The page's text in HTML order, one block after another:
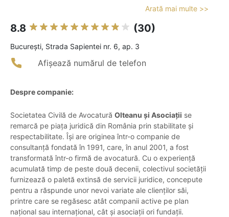
Arată mai multe >>
8.8 (30)
Bucureşti, Strada Sapientei nr. 6, ap. 3
Afișează numărul de telefon
Despre companie:
Societatea Civilă de Avocatură Olteanu și Asociații se
remarcă pe piața juridică din România prin stabilitate și
respectabilitate. Își are originea într-o companie de
consultanță fondată în 1991, care, în anul 2001, a fost
transformată într-o firmă de avocatură. Cu o experiență
acumulată timp de peste două decenii, colectivul societății
furnizează o paletă extinsă de servicii juridice, concepute
pentru a răspunde unor nevoi variate ale clienților săi,
printre care se regăsesc atât companii active pe plan
național sau internațional, cât și asociații ori fundații.